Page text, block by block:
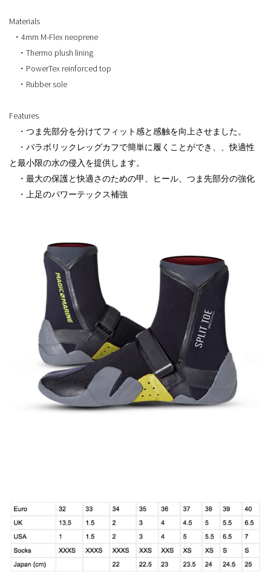
Materials
・4mm M-Flex neoprene
・Thermo plush lining
・PowerTex reinforced top
・Rubber sole
Features
・つま先部分を分けてフィット感と感触を向上させました。
・パラボリックレッグカフで簡単に履くことができ、、快適性
と最小限の水の侵入を提供します。
・最大の保護と快適さのための甲、ヒール、つま先部分の強化
・上足のパワーテックス補強